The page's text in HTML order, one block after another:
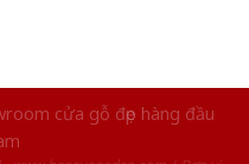
cửa gỗ đẹp hàng đầu